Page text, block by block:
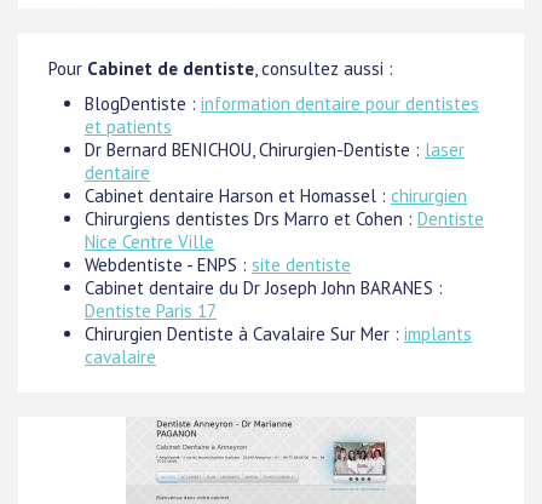
Pour Cabinet de dentiste, consultez aussi :
BlogDentiste : information dentaire pour dentistes
et patients
Dr Bernard BENICHOU, Chirurgien-Dentiste : laser
dentaire
Cabinet dentaire Harson et Homassel : chirurgien
Chirurgiens dentistes Drs Marro et Cohen : Dentiste
Nice Centre Ville
Webdentiste - ENPS : site dentiste
Cabinet dentaire du Dr Joseph John BARANES :
Dentiste Paris 17
Chirurgien Dentiste à Cavalaire Sur Mer : implants
cavalaire